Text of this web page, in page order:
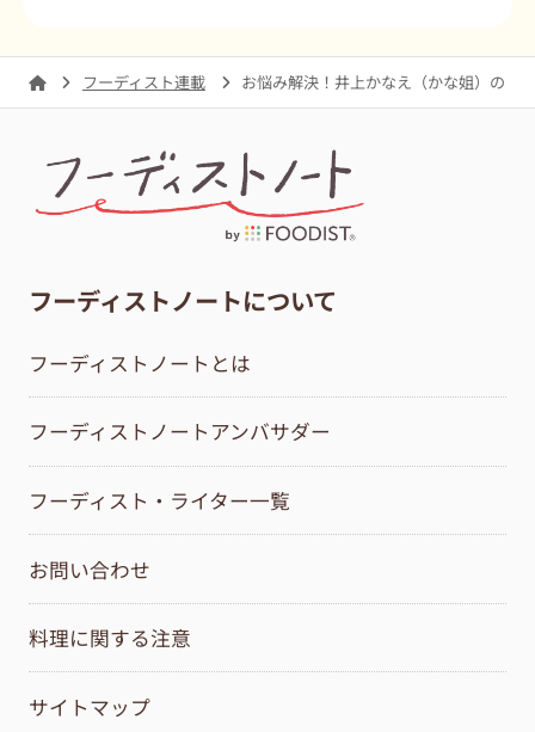
フーディスト連載 お悩み解決！井上かなえ（かな姐）のオ
フーディストノートについて
フーディストノートとは
フーディストノートアンバサダー
フーディスト・ライター一覧
お問い合わせ
料理に関する注意
サイトマップ